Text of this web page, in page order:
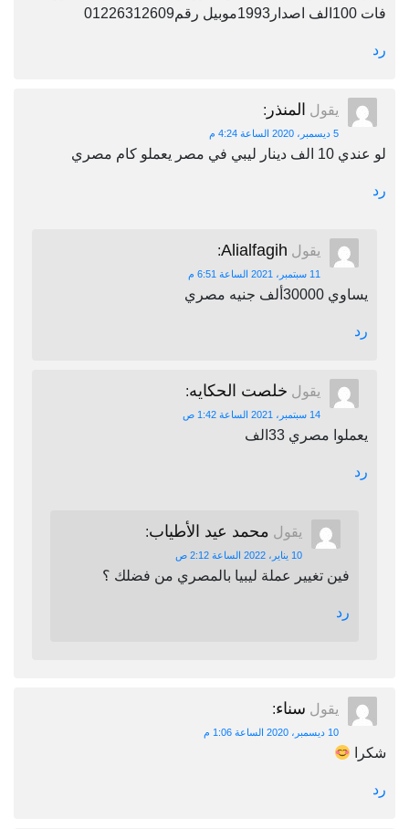
فات 100الف اصدار1993موبيل رقم01226312609
رد
يقول المنذر :
5 ديسمبر، 2020 الساعة 4:24 م
لو عندي 10 الف دينار ليبي في مصر يعملو كام مصري
رد
يقول Alialfagih
:
11 سبتمبر، 2021 الساعة 6:51 م
يساوي 30000ألف جنيه مصري
رد
يقول خلصت الحكايه:
14 سبتمبر، 2021 الساعة 1:42 ص
يعملوا مصري 33الف
رد
يقول محمد عيد الأطياب:
10 يناير، 2022 الساعة 2:12 ص
فين تغيير عملة ليبيا بالمصري من فضلك ؟
رد
يقول سناء:
10 ديسمبر، 2020 الساعة 1:06 م
شكرا
رد